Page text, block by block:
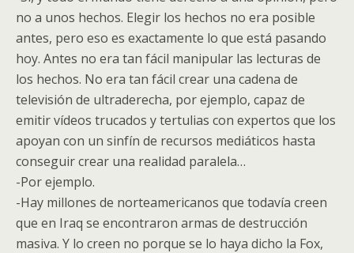
no a unos hechos. Elegir los hechos no era posible
antes, pero eso es exactamente lo que está pasando
hoy. Antes no era tan fácil manipular las lecturas de
los hechos. No era tan fácil crear una cadena de
televisión de ultraderecha, por ejemplo, capaz de
emitir vídeos trucados y tertulias con expertos que los
apoyan con un sinfín de recursos mediáticos hasta
conseguir crear una realidad paralela…
-Por ejemplo.
-Hay millones de norteamericanos que todavía creen
que en Iraq se encontraron armas de destrucción
masiva. Y lo creen no porque se lo haya dicho la Fox,